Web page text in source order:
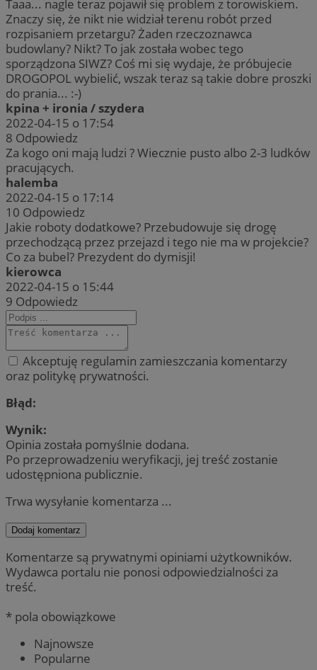
Taaa... nagle teraz pojawił się problem z torowiskiem.
Znaczy się, że nikt nie widział terenu robót przed
rozpisaniem przetargu? Żaden rzeczoznawca
budowlany? Nikt? To jak została wobec tego
sporządzona SIWZ? Coś mi się wydaje, że próbujecie
DROGOPOL wybielić, wszak teraz są takie dobre proszki
do prania... :-)
kpina + ironia / szydera
2022-04-15 o 17:54
8 Odpowiedz
Za kogo oni mają ludzi ? Wiecznie pusto albo 2-3 ludków
pracujących.
halemba
2022-04-15 o 17:14
10 Odpowiedz
Jakie roboty dodatkowe? Przebudowuje się drogę
przechodzącą przez przejazd i tego nie ma w projekcie?
Co za bubel? Prezydent do dymisji!
kierowca
2022-04-15 o 15:44
9 Odpowiedz
Akceptuję regulamin zamieszczania komentarzy
oraz politykę prywatności.
Błąd:
Wynik:
Opinia została pomyślnie dodana.
Po przeprowadzeniu weryfikacji, jej treść zostanie
udostępniona publicznie.
Trwa wysyłanie komentarza ...
Dodaj komentarz
Komentarze są prywatnymi opiniami użytkowników.
Wydawca portalu nie ponosi odpowiedzialności za
treść.
* pola obowiązkowe
Najnowsze
Popularne